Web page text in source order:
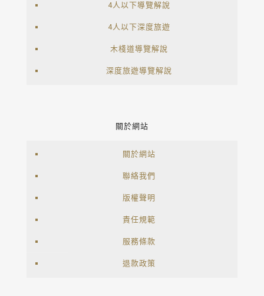
4人以下導覽解說
4人以下深度旅遊
木棧道導覽解說
深度旅遊導覽解說
關於網站
關於網站
聯絡我們
版權聲明
責任規範
服務條款
退款政策